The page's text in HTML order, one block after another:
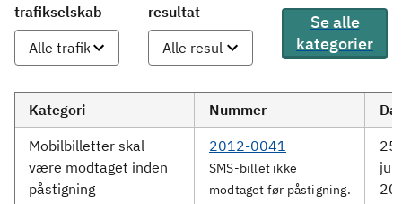
trafikselskab
resultat
Se alle
kategorier
Kategori Nummer
Mobilbilletter skal
være modtaget inden
påstigning
2012-0041
SMS-billet ikke
modtaget før påstigning.
25.
juni